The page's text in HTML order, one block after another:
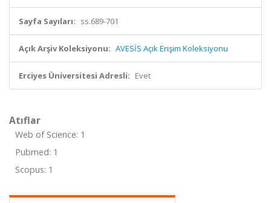
Sayfa Sayıları: ss.689-701
Açık Arşiv Koleksiyonu: AVESİS Açık Erişim Koleksiyonu
Erciyes Üniversitesi Adresli: Evet
Atıflar
Web of Science: 1
Pubmed: 1
Scopus: 1